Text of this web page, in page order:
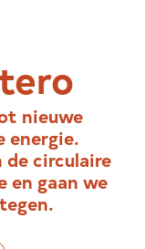
nieuwe
energie.
de circulaire
en gaan we